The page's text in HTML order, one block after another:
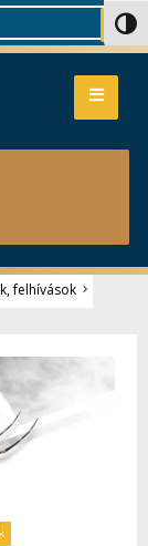
felhívások